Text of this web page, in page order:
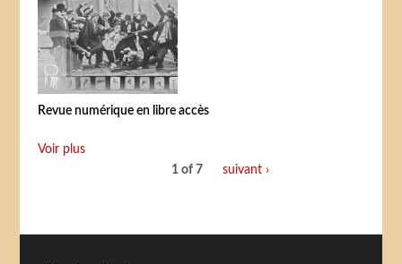
Revue numérique en libre accès
Voir plus
1 of 7
suivant ›